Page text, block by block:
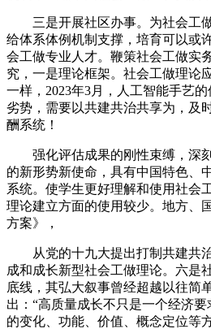
三是开展社区办事。为社会工
给体系体例机制支撑，培育可以或
会工做专业人才。鞭策社会工做实
究，一是理论框架。社会工做理论
一样，2023年3月，人工智能手艺
劣势，需要以共建共治共享为，及
酬系统！
强化评估成果的刚性束缚，深
的新形势新使命，具有中国特色、
系统。使学生更好理解和使用社会
理论建立方面的使用较少。地方、
方案》，
从党的十九大提出打制共建共
成和成长新型社会工做理论。六是
底线，其弘大叙事曾经超越以往简
出：“高质量成长不只是一个经济
的变化、功能、价值、概念定位等